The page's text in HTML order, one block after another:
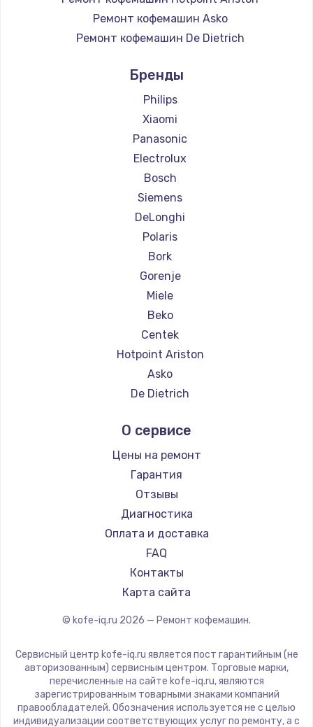
Ремонт кофемашин Asko
Ремонт кофемашин De Dietrich
Ремонт кофемашин Ascaso
Ремонт кофемашин Jura
Ремонт кофемашин Olympia
Ремонт кофемашин Saeco
Ремонт кофемашин La Cimbali
Ремонт кофемашин WMF
Ремонт кофемашин Yamaguchi
Ремонт кофемашин Nivona
Ремонт кофемашин Astoria
Ремонт кофемашин JVC
Ремонт кофемашин Ariston
Ремонт кофемашин Grundig
Ремонт кофемашин ROCKET MOZZAFIATO
Ремонт кофемашин Vivitek
Ремонт кофемашин Thomson
Ремонт кофемашин Hisense
Ремонт кофемашин DELTA
Ремонт кофемашин Kyvol
Ремонт кофемашин RED solution
Ремонт кофемашин Bravilor Bonamat
Ремонт кофемашин Vard
Ремонт кофемашин Tuvio
Ремонт кофемашин Carrera
Ремонт кофемашин Supra
Бренды
Philips
Xiaomi
Panasonic
Electrolux
Bosch
Siemens
DeLonghi
Polaris
Bork
Gorenje
Miele
Beko
Centek
Hotpoint Ariston
Asko
De Dietrich
Ascaso
Jura
Olympia
Saeco
La Cimbali
WMF
Yamaguchi
Nivona
Astoria
ROCKET MOZZAFIATO
Vivitek
Thomson
О сервисе
Цены на ремонт
Гарантия
Отзывы
Диагностика
Оплата и доставка
FAQ
Контакты
Карта сайта
© kofe-iq.ru 2026 — Ремонт кофемашин.
Сервисный центр kofe-iq.ru является пост гарантийным (не
авторизованным) сервисным центром. Торговые марки,
перечисленные на сайте kofe-iq.ru, являются
зарегистрированным товарными знаками компаний
правообладателей. Обозначения используется не с целью
индивидуализации соответствующих услуг по ремонту, а с